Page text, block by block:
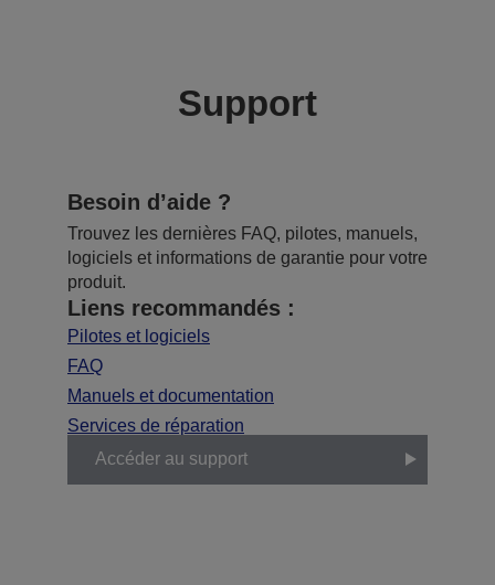
Support
Besoin d’aide ?
Trouvez les dernières FAQ, pilotes, manuels,
logiciels et informations de garantie pour votre
produit.
Liens recommandés :
Pilotes et logiciels
FAQ
Manuels et documentation
Services de réparation
Accéder au support